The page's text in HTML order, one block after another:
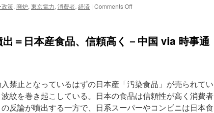
政策, 廃炉, 東京電力, 消費者, 経済 | Comments Offon
か
書
読
者
発
出＝日本産食品、信頼高く－中国 via 時事通
禁止となっているはずの日本産「汚染食品」が売られてい
紋を巻き起こしている。日本の食品は信頼性が高く消費者
反論が噴出する一方で、日系スーパーやコンビニは日本食